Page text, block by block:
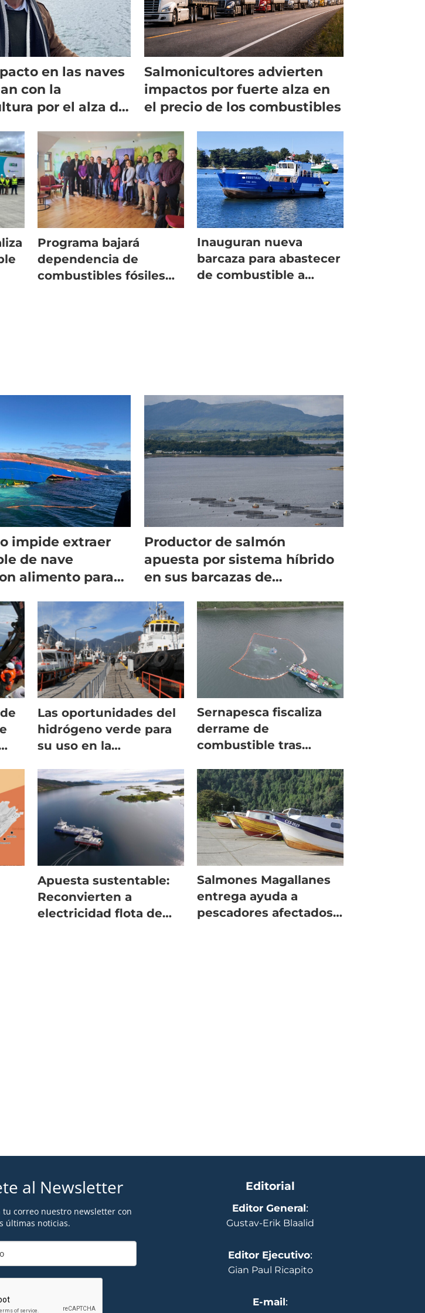
en las naves
con la
por el alza de
Salmonicultores advierten
impactos por fuerte alza en
el precio de los combustibles
Programa bajará
dependencia de
combustibles fósiles
Inauguran nueva
barcaza para abastecer
de combustible a
impide extraer
de nave
alimento para
Productor de salmón
apuesta por sistema híbrido
en sus barcazas de
Las oportunidades del
hidrógeno verde para
su uso en la
Sernapesca fiscaliza
derrame de
combustible tras
pontón
Apuesta sustentable:
Reconvierten a
electricidad flota de
Salmones Magallanes
entrega ayuda a
pescadores afectados
al Newsletter
tu correo nuestro newsletter con
últimas noticias.
Editorial
Editor General:
Gustav-Erik Blaalid
Editor Ejecutivo:
Gian Paul Ricapito
E-mail: